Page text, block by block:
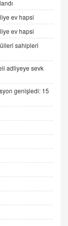
Alınmalı?
Şamar:
ev hapsi
ev hapsi
sahipleri
adliyeye sevk
genişledi: 15